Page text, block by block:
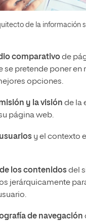
de la información
comparativode
se pretende poner en
opciones.
y la visión de la
página web.
y el contexto
los contenidosdel
jerárquicamente
de navegación